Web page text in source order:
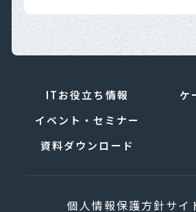
ITお役立ち情報
ケ
イベント・セミナー
資料ダウンロード
個人情報保護方針サイ